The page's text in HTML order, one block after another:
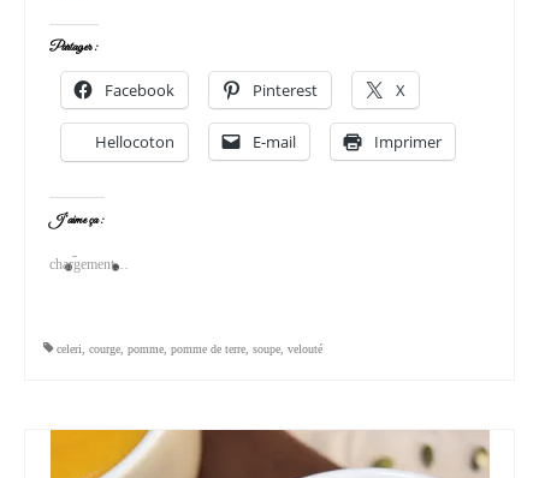
Partager :
Facebook Pinterest X
Hellocoton E-mail Imprimer
J’aime ça :
chargement…
celeri courge pomme pomme de terre soupe velouté